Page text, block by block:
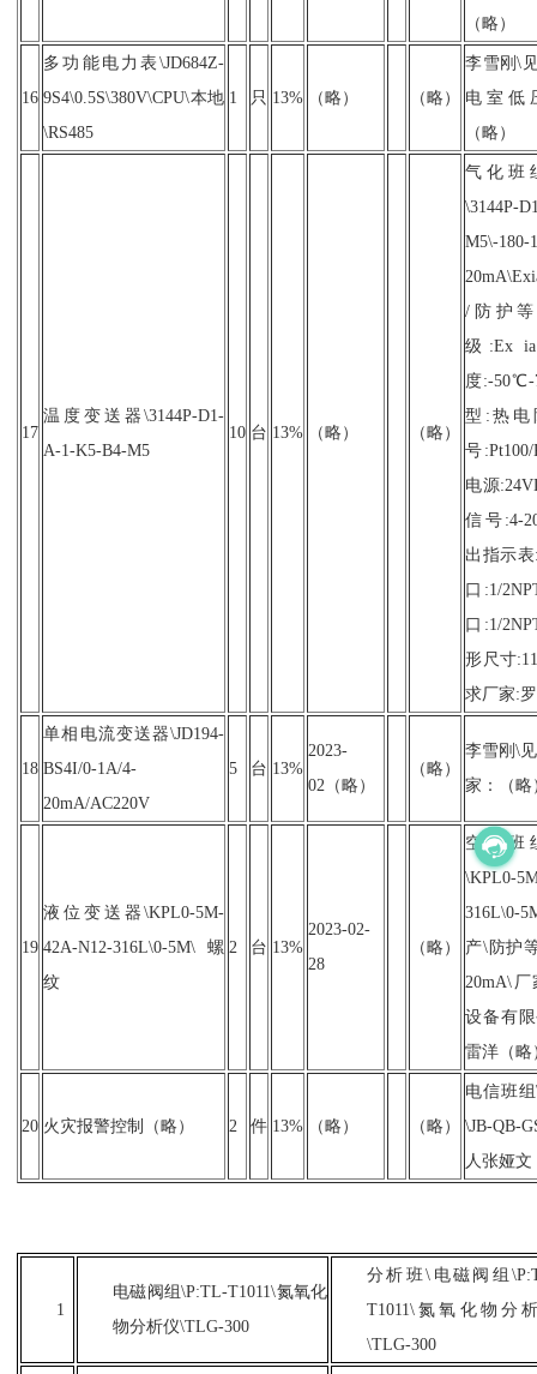
（略）
16
多功能电力表\JD684Z-
9S4\0.5S\380V\CPU\本地
\RS485
1 只 13% （略） （略）
李雪刚\
电室低
（略）
17
温度变送器\3144P-D1-
A-1-K5-B4-M5
10 台 13% （略） （略）
气化班
\3144P-
M5\-
/防护等
级:Ex
度:-
型:热电
号
电源
信号:4-
出指示
口:1/
口:1/
形尺寸
求厂家:
18
单相电流变送器\JD194-
BS4I/0-1A/4-
20mA/AC220V
5 台 13%
2023-
02（略）
（略）
李雪刚\
家：（略
19
液位变送器\KPL0-5M-
42A-N12-316L\0-5M\螺
纹
2 台 13%
2023-02-
28
（略）
空分班
\KPL0-
316L\0-
产\防护
20mA\
设备有
雷洋（略
20 火灾报警控制（略） 2 件 13% （略） （略）
电信班
\JB-QB-
人张娅
1
电磁阀组\P:TL-T1011\氮氧化
物分析仪\TLG-300
分析班\电磁阀组
T1011\氮氧化物分
\TLG-300